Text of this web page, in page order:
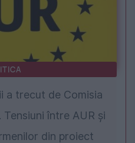
a trecut de Comisia
între AUR și
din proiect